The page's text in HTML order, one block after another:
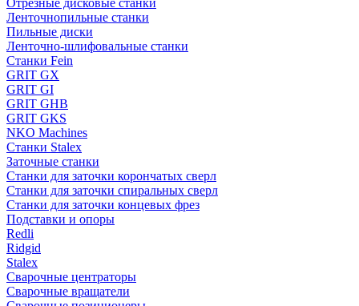
Отрезные дисковые станки
Ленточнопильные станки
Пильные диски
Ленточно-шлифовальные станки
Станки Fein
GRIT GX
GRIT GI
GRIT GHB
GRIT GKS
NKO Machines
Станки Stalex
Заточные станки
Станки для заточки корончатых сверл
Станки для заточки спиральных сверл
Станки для заточки концевых фрез
Подставки и опоры
Redli
Ridgid
Stalex
Сварочные центраторы
Сварочные вращатели